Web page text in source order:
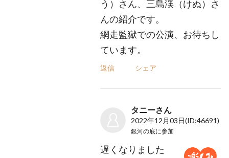
う）さん、三島渓（けぬ）さ
んの紹介です。
網走監獄での公演、お待ちし
ています。
返信 シェア
タニーさん
2022年12月03日(ID:46691)
銀河の底に参加
遅くなりました